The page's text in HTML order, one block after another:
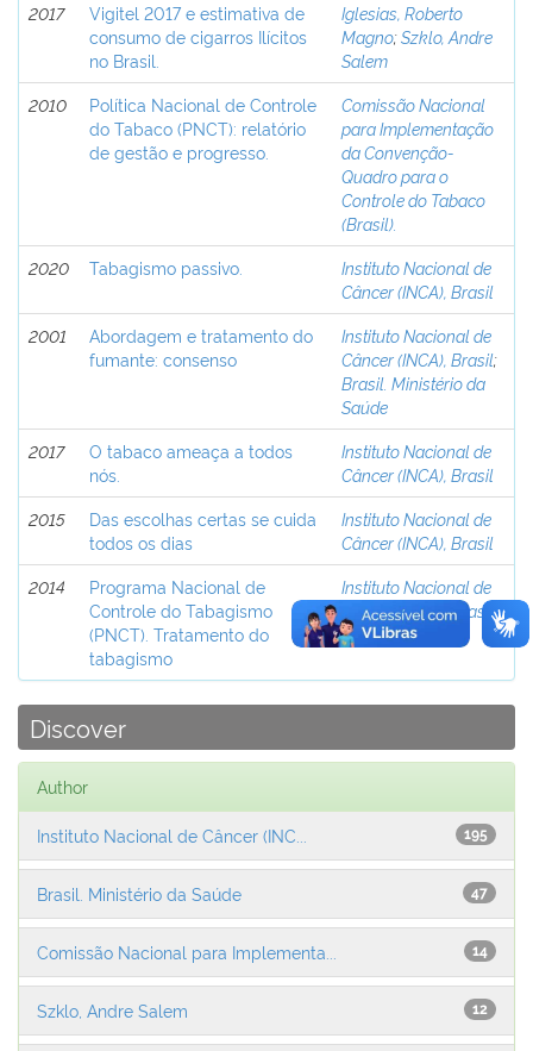
2017
Vigitel 2017 e estimativa de
consumo de cigarros Ilícitos
no Brasil.
Iglesias, Roberto
Magno;Szklo, Andre
Salem
2010
Política Nacional de Controle
do Tabaco (PNCT): relatório
de gestão e progresso.
Comissão Nacional
para Implementação
da Convenção-
Quadro para o
Controle do Tabaco
(Brasil).
2020
Tabagismo passivo.
Instituto Nacional de
Câncer (INCA), Brasil
2001
Abordagem e tratamento do
fumante: consenso
Instituto Nacional de
Câncer (INCA), Brasil;
Brasil. Ministério da
Saúde
2017
O tabaco ameaça a todos
nós.
Instituto Nacional de
Câncer (INCA), Brasil
2015
Das escolhas certas se cuida
todos os dias
Instituto Nacional de
Câncer (INCA), Brasil
2014
Programa Nacional de
Controle do Tabagismo
(PNCT). Tratamento do
tabagismo
Instituto Nacional de
Câncer (INCA), Brasil
Discover
Author
195
Instituto Nacional de Câncer (INC...
47
Brasil. Ministério da Saúde
14
Comissão Nacional para Implementa...
12
Szklo, Andre Salem